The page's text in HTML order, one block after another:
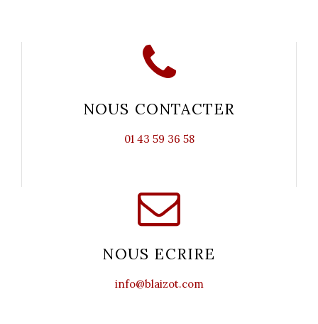
NOUS CONTACTER
01 43 59 36 58
NOUS ECRIRE
info@blaizot.com